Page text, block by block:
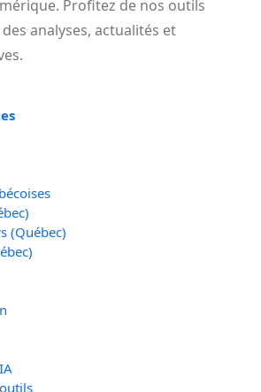
Profitez de nos outils
analyses, actualités et
(Québec)